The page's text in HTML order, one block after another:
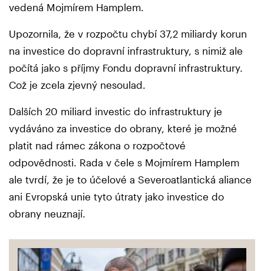
vedená Mojmírem Hamplem.
Upozornila, že v rozpočtu chybí 37,2 miliardy korun
na investice do dopravní infrastruktury, s nimiž ale
počítá jako s příjmy Fondu dopravní infrastruktury.
Což je zcela zjevný nesoulad.
Dalších 20 miliard investic do infrastruktury je
vydáváno za investice do obrany, které je možné
platit nad rámec zákona o rozpočtové
odpovědnosti. Rada v čele s Mojmírem Hamplem
ale tvrdí, že je to účelové a Severoatlantická aliance
ani Evropská unie tyto útraty jako investice do
obrany neuznají.